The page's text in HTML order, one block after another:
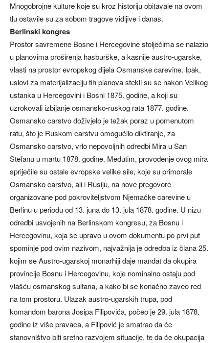
Mnogobrojne kulture koje su kroz historiju obitavale na ovom
tlu ostavile su za sobom tragove vidljive i danas.
Berlinski kongres
Prostor savremene Bosne i Hercegovine stoljećima se nalazio
u planovima proširenja hasburške, a kasnije austro-ugarske,
vlasti na prostor evropskog dijela Osmanske carevine. Ipak,
uslovi za materijalizaciju tih planova stekli su se nakon Velikog
ustanka u Hercegovini i Bosni 1875. godine, a koji su
uzrokovali izbijanje osmansko-ruskog rata 1877. godine.
Osmansko carstvo doživjelo je težak poraz u pomenutom
ratu, što je Ruskom carstvu omogućilo diktiranje, za
Osmansko carstvo, vrlo nepovoljnih odredbi Mira u San
Stefanu u martu 1878. godine. Međutim, provođenje ovog mira
spriječile su ostale evropske velike sile, koje su primorale
Osmansko carstvo, ali i Rusiju, na nove pregovore
organizovane pod pokroviteljstvom Njemačke carevine u
Berlinu u periodu od 13. juna do 13. jula 1878. godine. U nizu
odredbi usvojenih na Berlinskom kongresu, za Bosnu i
Hercegovinu, koja se upravo u ovom dokumentu po prvi put
spominje pod ovim nazivom, najvažnija je odredba iz člana 25.
kojim se Austro-ugarskoj monarhiji daje mandat da okupira
provincije Bosnu i Hercegovinu, koje nominalno ostaju pod
vlašću osmanskog sultana, a kako bi se konačno zaveo red
na tom prostoru. Ulazak austro-ugarskih trupa, pod
komandom barona Josipa Filipovića, počeo je 29. jula 1878.
godine iz više pravaca, a Filipović je smatrao da će
stanovništvo biti sretno razvojem situacije, te da će okupacija